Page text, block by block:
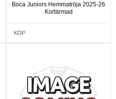
Boca Juniors Hemmatröja 2025-26
Kortärmad
KÖP